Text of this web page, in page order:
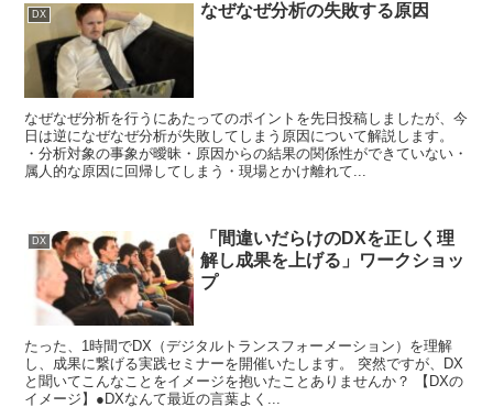
DX なぜなぜ分析の失敗する原因
なぜなぜ分析を行うにあたってのポイントを先日投稿しましたが、今
日は逆になぜなぜ分析が失敗してしまう原因について解説します。
・分析対象の事象が曖昧・原因からの結果の関係性ができていない・
属人的な原因に回帰してしまう・現場とかけ離れて...
DX
「間違いだらけのDXを正しく理
解し成果を上げる」ワークショッ
プ
たった、1時間でDX（デジタルトランスフォーメーション）を理解
し、成果に繋げる実践セミナーを開催いたします。 突然ですが、DX
と聞いてこんなことをイメージを抱いたことありませんか？ 【DXの
イメージ】●DXなんて最近の言葉よく...